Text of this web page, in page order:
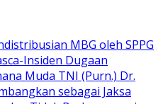
MBG oleh SPPG
Insiden Dugaan
Muda TNI (Purn.) Dr.
sebagai Jaksa